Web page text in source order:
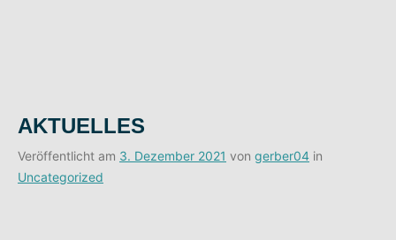
AKTUELLES
Veröffentlicht am 3. Dezember 2021 von gerber04 in
Uncategorized